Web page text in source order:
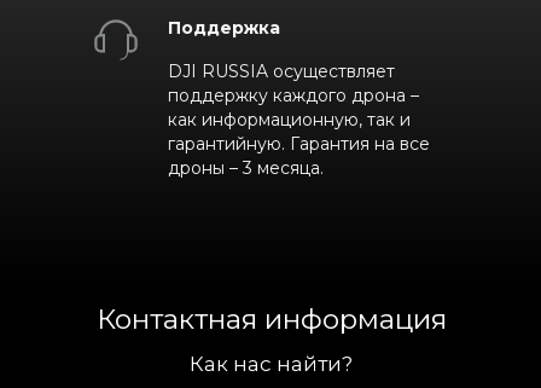
Поддержка
DJI RUSSIA осуществляет
поддержку каждого дрона –
как информационную, так и
гарантийную. Гарантия на все
дроны – 3 месяца.
Как нас найти?
Контактная информация